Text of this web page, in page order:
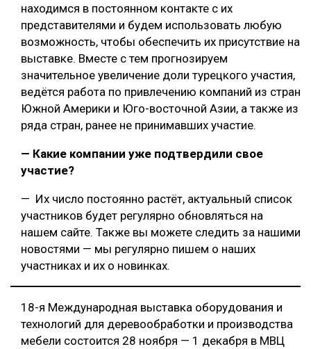
находимся в постоянном контакте с их
представителями и будем использовать любую
возможность, чтобы обеспечить их присутствие на
выставке. Вместе с тем прогнозируем
значительное увеличение доли турецкого участия,
ведётся работа по привлечению компаний из стран
Южной Америки и Юго-восточной Азии, а также из
ряда стран, ранее не принимавших участие.
— Какие компании уже подтвердили свое
участие?
— Их число постоянно растёт, актуальный список
участников будет регулярно обновляться на
нашем сайте. Также вы можете следить за нашими
новостями — мы регулярно пишем о наших
участниках и их о новинках.
18-я Международная выставка оборудования и
технологий для деревообработки и производства
мебели состоится 28 ноября — 1 декабря в МВЦ